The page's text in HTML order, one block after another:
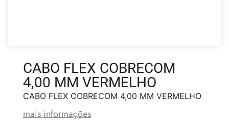
CABO FLEX COBRECOM
4,00 MM VERMELHO
CABO FLEX COBRECOM 4,00 MM VERMELHO
mais informações